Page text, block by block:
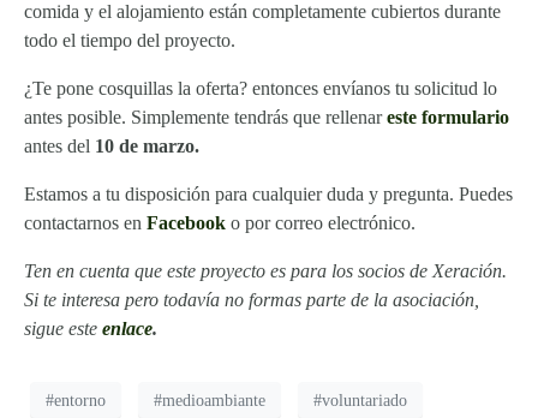
comida y el alojamiento están completamente cubiertos durante
todo el tiempo del proyecto.
¿Te pone cosquillas la oferta? entonces envíanos tu solicitud lo
antes posible. Simplemente tendrás que rellenareste formulario
antes del 10 de marzo.
Estamos a tu disposición para cualquier duda y pregunta. Puedes
contactarnos en Facebook o por correo electrónico.
Ten en cuenta que este proyecto es para los socios de Xeración.
Si te interesa pero todavía no formas parte de la asociación,
sigue este enlace.
#entorno #medioambiante #voluntariado